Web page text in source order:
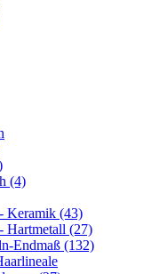
(4)
Keramik (43)
Hartmetall (27)
Endmaß (132)